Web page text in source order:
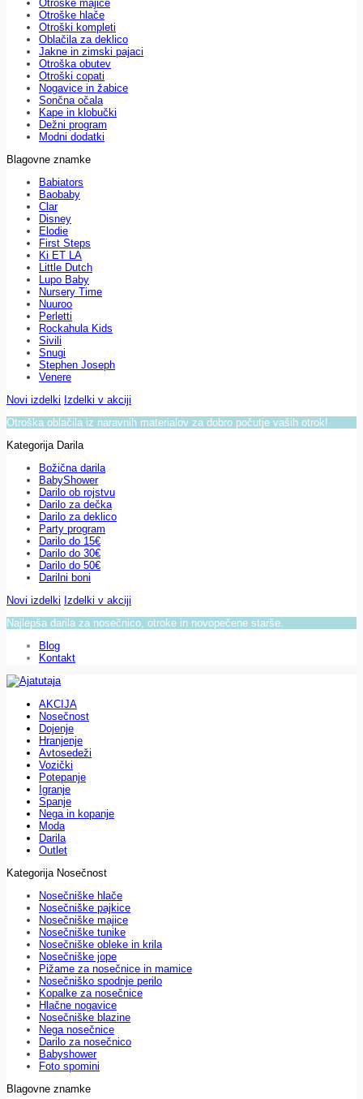
Otroške majice
Otroške hlače
Otroški kompleti
Oblačila za deklico
Jakne in zimski pajaci
Otroška obutev
Otroški copati
Nogavice in žabice
Sončna očala
Kape in klobučki
Dežni program
Modni dodatki
Blagovne znamke
Babiators
Baobaby
Clar
Disney
Elodie
First Steps
Ki ET LA
Little Dutch
Lupo Baby
Nursery Time
Nuuroo
Perletti
Rockahula Kids
Sivili
Snugi
Stephen Joseph
Venere
Novi izdelki Izdelki v akciji
Otroška oblačila iz naravnih materialov za dobro počutje vaših otrok!
Kategorija Darila
Božična darila
BabyShower
Darilo ob rojstvu
Darilo za dečka
Darilo za deklico
Party program
Darilo do 15€
Darilo do 30€
Darilo do 50€
Darilni boni
Novi izdelki Izdelki v akciji
Najlepša darila za nosečnico, otroke in novopečene starše.
Blog
Kontakt
AKCIJA
Nosečnost
Dojenje
Hranjenje
Avtosedeži
Vozički
Potepanje
Igranje
Spanje
Nega in kopanje
Moda
Darila
Outlet
Kategorija Nosečnost
Nosečniške hlače
Nosečniške pajkice
Nosečniške majice
Nosečniške tunike
Nosečniške obleke in krila
Nosečniške jope
Pižame za nosečnice in mamice
Nosečniško spodnje perilo
Kopalke za nosečnice
Hlačne nogavice
Nosečniške blazine
Nega nosečnice
Darilo za nosečnico
Babyshower
Foto spomini
Blagovne znamke